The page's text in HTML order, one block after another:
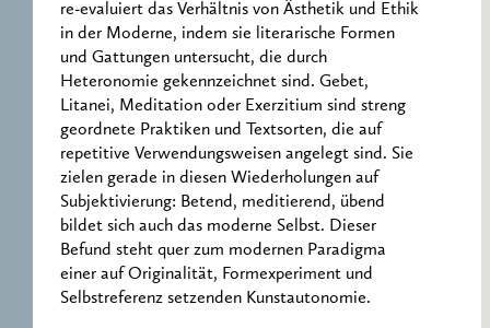
re-evaluiert das Verhältnis von Ästhetik und Ethik
in der Moderne, indem sie literarische Formen
und Gattungen untersucht, die durch
Heteronomie gekennzeichnet sind. Gebet,
Litanei, Meditation oder Exerzitium sind streng
geordnete Praktiken und Textsorten, die auf
repetitive Verwendungsweisen angelegt sind. Sie
zielen gerade in diesen Wiederholungen auf
Subjektivierung: Betend, meditierend, übend
bildet sich auch das moderne Selbst. Dieser
Befund steht quer zum modernen Paradigma
einer auf Originalität, Formexperiment und
Selbstreferenz setzenden Kunstautonomie.